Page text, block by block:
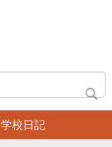
学校日記